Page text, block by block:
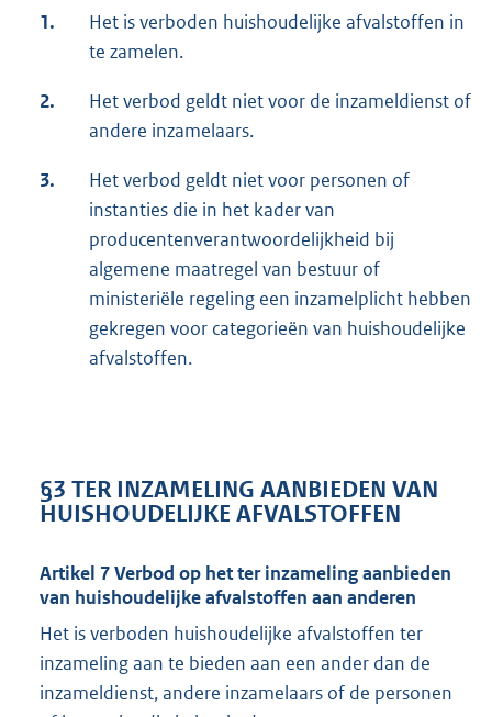
1.
Het is verboden huishoudelijke afvalstoffen in
te zamelen.
2.
Het verbod geldt niet voor de inzameldienst of
andere inzamelaars.
3.
Het verbod geldt niet voor personen of
instanties die in het kader van
producentenverantwoordelijkheid bij
algemene maatregel van bestuur of
ministeriële regeling een inzamelplicht hebben
gekregen voor categorieën van huishoudelijke
afvalstoffen.
§3 TER INZAMELING AANBIEDEN VAN
HUISHOUDELIJKE AFVALSTOFFEN
Artikel 7 Verbod op het ter inzameling aanbieden
van huishoudelijke afvalstoffen aan anderen
Het is verboden huishoudelijke afvalstoffen ter
inzameling aan te bieden aan een ander dan de
inzameldienst, andere inzamelaars of de personen